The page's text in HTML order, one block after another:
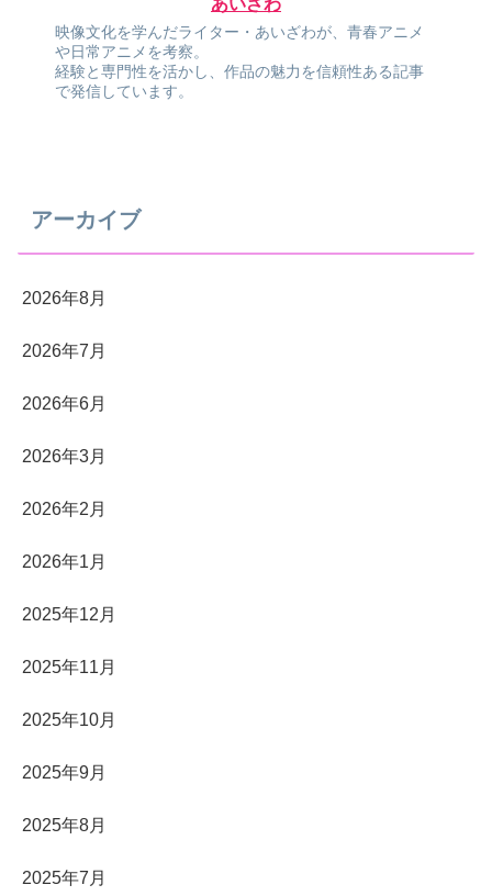
あいざわ
映像文化を学んだライター・あいざわが、青春アニメ
や日常アニメを考察。
経験と専門性を活かし、作品の魅力を信頼性ある記事
で発信しています。
アーカイブ
2026年8月
2026年7月
2026年6月
2026年3月
2026年2月
2026年1月
2025年12月
2025年11月
2025年10月
2025年9月
2025年8月
2025年7月